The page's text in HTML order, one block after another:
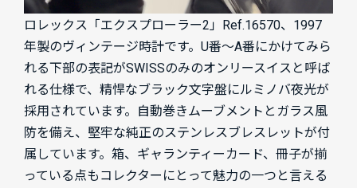
ロレックス「エクスプローラー2」Ref.16570、1997
年製のヴィンテージ時計です。U番～A番にかけてみら
れる下部の表記がSWISSのみのオンリースイスと呼ば
れる仕様で、精悍なブラック文字盤にルミノバ夜光が
採用されています。自動巻きムーブメントとガラス風
防を備え、堅牢な純正のステンレスブレスレットが付
属しています。箱、ギャランティーカード、冊子が揃
っている点もコレクターにとって魅力の一つと言える